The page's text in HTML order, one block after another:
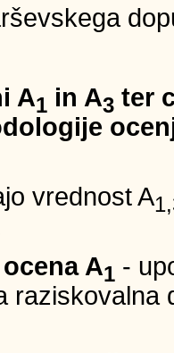
A1 in A3 ter
vrednost A
A1 -
raziskovalna